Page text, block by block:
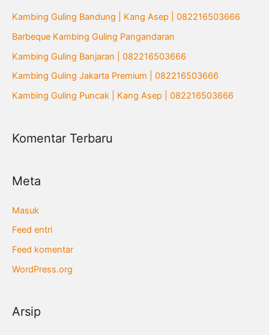
u
k
:
Kambing Guling Bandung | Kang Asep | 082216503666
Barbeque Kambing Guling Pangandaran
Kambing Guling Banjaran | 082216503666
Kambing Guling Jakarta Premium | 082216503666
Kambing Guling Puncak | Kang Asep | 082216503666
Komentar Terbaru
Meta
Masuk
Feed entri
Feed komentar
WordPress.org
Arsip